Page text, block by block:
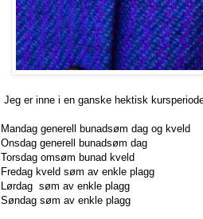
Jeg er inne i en ganske hektisk
Mandag generell bunadsøm dag og kveld
Onsdag generell bunadsøm dag
Torsdag omsøm bunad kveld
Fredag kveld søm av enkle plagg
Lørdag søm av enkle plagg
Søndag søm av enkle plagg